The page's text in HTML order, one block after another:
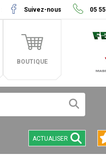
Suivez-nous 05
BOUTIQUE
ACTUALISER